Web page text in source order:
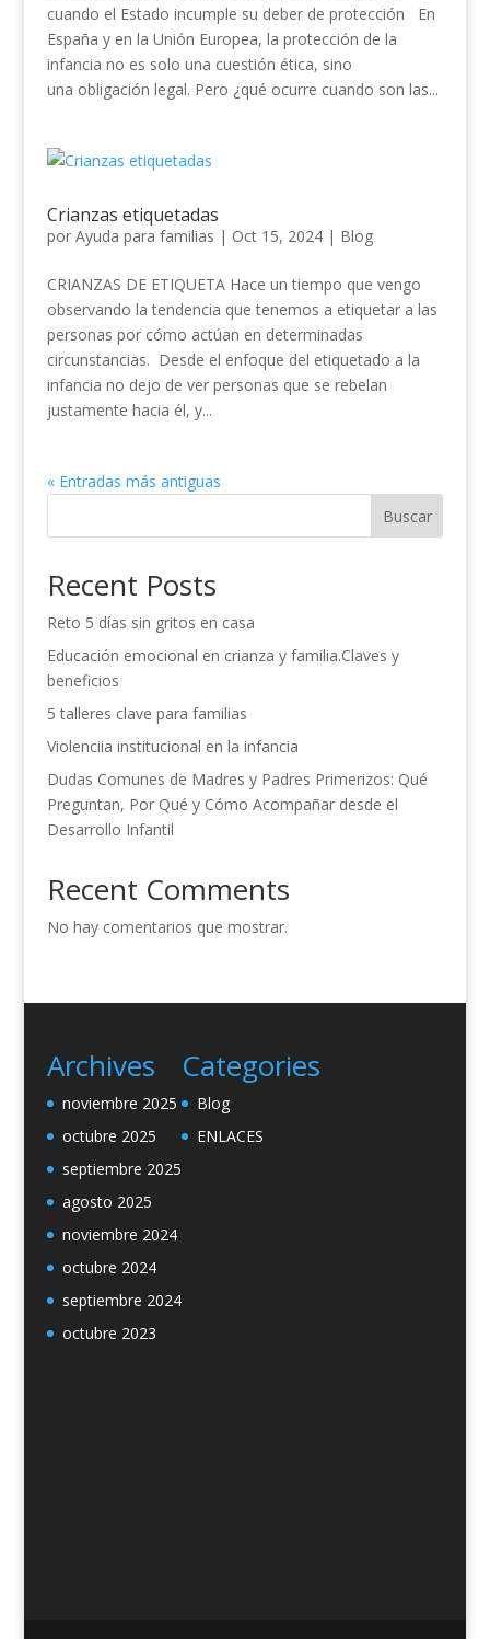
cuando el Estado incumple su deber de protección En
España y en la Unión Europea, la protección de la
infancia no es solo una cuestión ética, sino
una obligación legal. Pero ¿qué ocurre cuando son las...
Crianzas etiquetadas
por Ayuda para familias | Oct 15, 2024| Blog
CRIANZAS DE ETIQUETA Hace un tiempo que vengo
observando la tendencia que tenemos a etiquetar a las
personas por cómo actúan en determinadas
circunstancias. Desde el enfoque del etiquetado a la
infancia no dejo de ver personas que se rebelan
justamente hacia él, y...
« Entradas más antiguas
Buscar
Recent Posts
Reto 5 días sin gritos en casa
Educación emocional en crianza y familia.Claves y
beneficios
5 talleres clave para familias
Violenciia institucional en la infancia
Dudas Comunes de Madres y Padres Primerizos: Qué
Preguntan, Por Qué y Cómo Acompañar desde el
Desarrollo Infantil
Recent Comments
No hay comentarios que mostrar.
Archives
noviembre 2025
octubre 2025
septiembre 2025
agosto 2025
noviembre 2024
octubre 2024
septiembre 2024
octubre 2023
Categories
Blog
ENLACES